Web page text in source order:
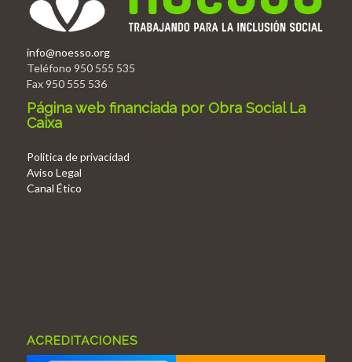
info@noesso.org
Teléfono 950 555 535
Fax 950 555 536
Página web financiada por Obra Social La
Caixa
Politica de privacidad
Aviso Legal
Canal Ético
ACREDITACIONES